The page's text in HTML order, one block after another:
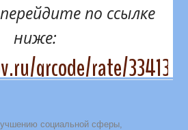
по ссылке
ниже:
qrcode/rate/334131
социальной сферы,